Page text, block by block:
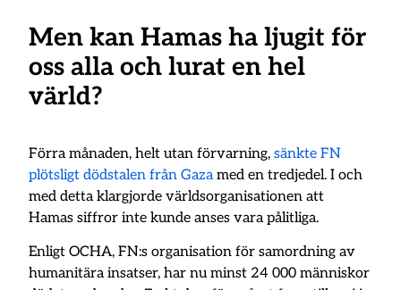
Men kan Hamas ha ljugit för
oss alla och lurat en hel
värld?
Förra månaden, helt utan förvarning,sänkte FN
plötsligt dödstalen från Gaza med en tredjedel. I och
med detta klargjorde världsorganisationen att
Hamas siffror inte kunde anses vara pålitliga.
Enligt OCHA, FN:s organisation för samordning av
humanitära insatser, har nu minst 24 000 människor